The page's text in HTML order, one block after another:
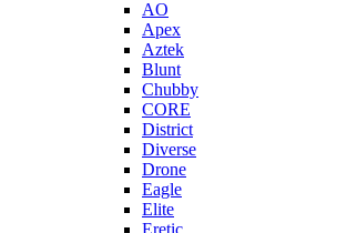
AO
Apex
Aztek
Blunt
Chubby
CORE
District
Diverse
Drone
Eagle
Elite
Eretic